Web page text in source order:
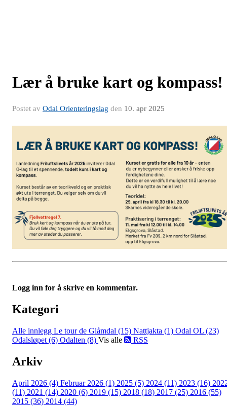
Lær å bruke kart og kompass!
Postet av Odal Orienteringslag den 10. apr 2025
Logg inn for å skrive en kommentar.
Kategori
Alle innlegg Le tour de Glåmdal (15) Nattjakta (1) Odal OL (23)
Odalsløpet (6) Odalten (8) Vis alle RSS
Arkiv
April 2026 (4) Februar 2026 (1) 2025 (5) 2024 (11) 2023 (16)
(11) 2021 (14) 2020 (6) 2019 (15) 2018 (18) 2017 (25) 2016 (55)
2015 (36) 2014 (44)